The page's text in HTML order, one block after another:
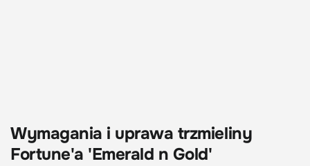
Wymagania i uprawa trzmieliny
Fortune'a 'Emerald n Gold'